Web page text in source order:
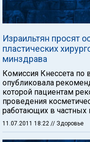
Израильтян просят
пластических
минздрава
Комиссия Кнессета по
опубликовала
которой пациентам
проведения
работающих в частных
11.07.2011 18:22 // Здоровье